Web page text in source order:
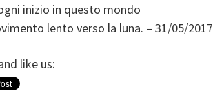
inizio in questo mondo
lento verso la luna. – 31/05/2017
like us: